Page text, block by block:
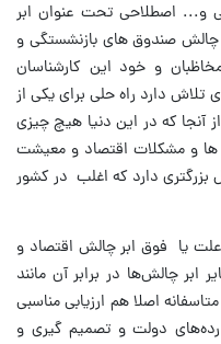
و... اصطلاحی تحت عنوان ابر
چالش صندوق های بازنشستگی و
و خود این کارشناسان
تلاش دارد راه حلی برای یکی از
آنجا که در این دنیا هیچ چیزی
و مشکلات اقتصاد و معیشت
بزرگتری دارد که اغلب در کشور
یا فوق ابر چالش اقتصاد و
ابر چالش‌ها در برابر آن مانند
اصلا هم ارزیابی مناسبی
دولت و تصمیم گیری و